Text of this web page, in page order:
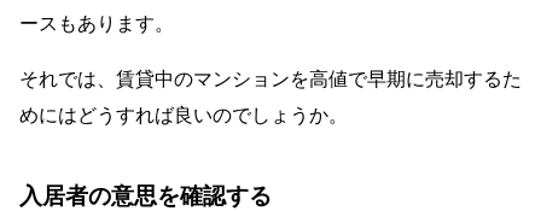
ースもあります。
それでは、賃貸中のマンションを高値で早期に売却するた
めにはどうすれば良いのでしょうか。
入居者の意思を確認する